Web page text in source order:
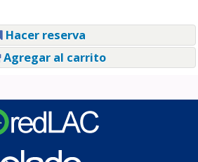
Hacer reserva
Agregar al carrito